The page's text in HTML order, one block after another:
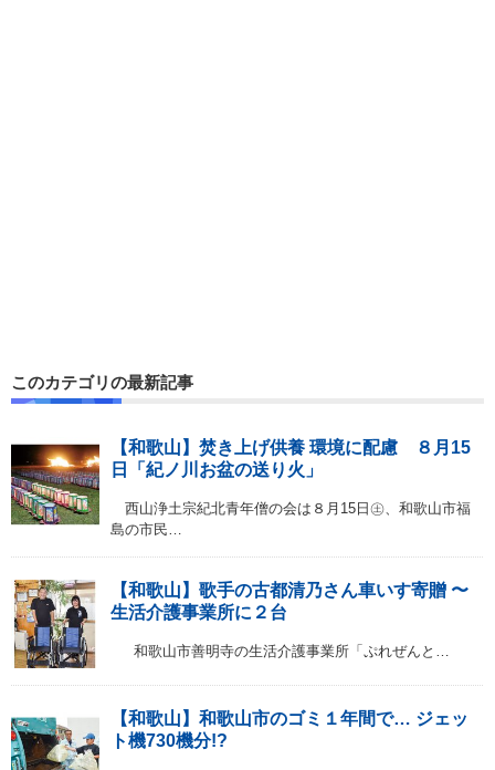
このカテゴリの最新記事
【和歌山】焚き上げ供養 環境に配慮 ８月15
日「紀ノ川お盆の送り火」
西山浄土宗紀北青年僧の会は８月15日㊏、和歌山市福
島の市民…
【和歌山】歌手の古都清乃さん車いす寄贈 〜
生活介護事業所に２台
和歌山市善明寺の生活介護事業所「ぷれぜんと…
【和歌山】和歌山市のゴミ１年間で… ジェッ
ト機730機分!?